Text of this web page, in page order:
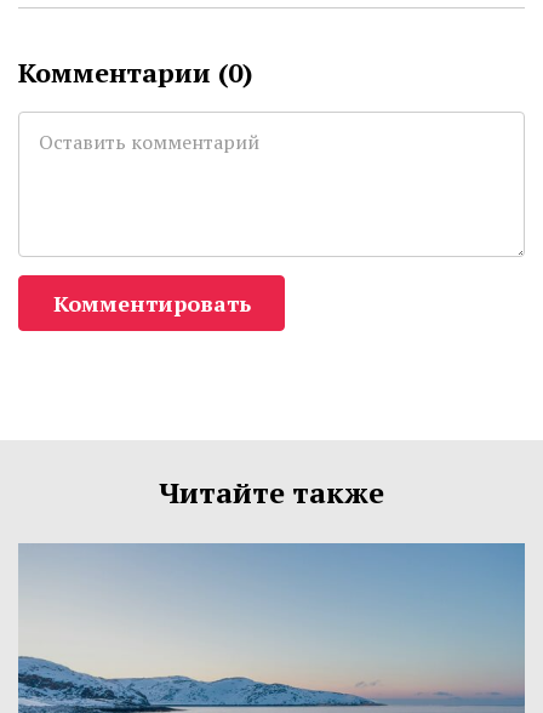
Комментарии (0)
Комментировать
Читайте также